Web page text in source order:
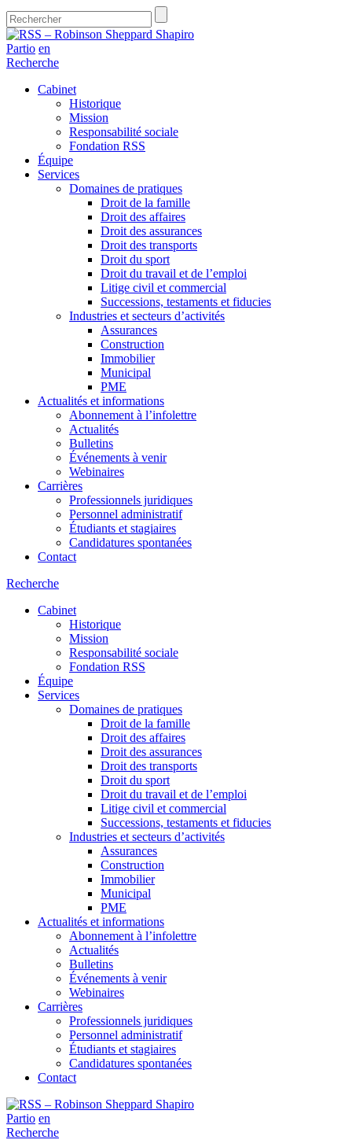
Partio en
Recherche
Cabinet
Historique
Mission
Responsabilité sociale
Fondation RSS
Équipe
Services
Domaines de pratiques
Droit de la famille
Droit des affaires
Droit des assurances
Droit des transports
Droit du sport
Droit du travail et de l’emploi
Litige civil et commercial
Successions, testaments et fiducies
Industries et secteurs d’activités
Assurances
Construction
Immobilier
Municipal
PME
Actualités et informations
Abonnement à l’infolettre
Actualités
Bulletins
Événements à venir
Webinaires
Carrières
Professionnels juridiques
Personnel administratif
Étudiants et stagiaires
Candidatures spontanées
Contact
Recherche
Cabinet
Historique
Mission
Responsabilité sociale
Fondation RSS
Équipe
Services
Domaines de pratiques
Droit de la famille
Droit des affaires
Droit des assurances
Droit des transports
Droit du sport
Droit du travail et de l’emploi
Litige civil et commercial
Successions, testaments et fiducies
Industries et secteurs d’activités
Assurances
Construction
Immobilier
Municipal
PME
Actualités et informations
Abonnement à l’infolettre
Actualités
Bulletins
Événements à venir
Webinaires
Carrières
Professionnels juridiques
Personnel administratif
Étudiants et stagiaires
Candidatures spontanées
Contact
Partio en
Recherche